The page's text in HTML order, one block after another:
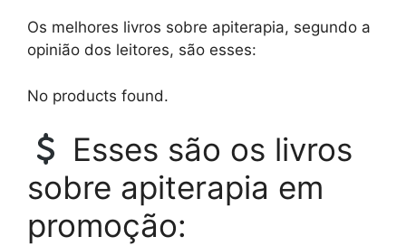
Os melhores livros sobre apiterapia, segundo a
opinião dos leitores, são esses:
No products found.
Esses são os livros
sobre apiterapia em
promoção: